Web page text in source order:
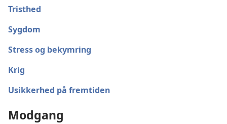
Tristhed
Sygdom
Stress og bekymring
Krig
Usikkerhed på fremtiden
Modgang